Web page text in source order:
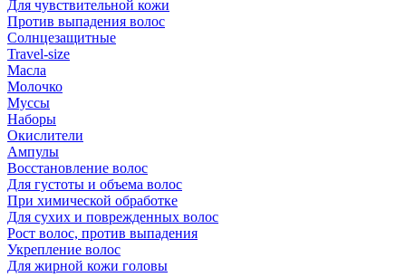
Для чувствительной кожи
Против выпадения волос
Солнцезащитные
Travel-size
Масла
Молочко
Муссы
Наборы
Окислители
Ампулы
Восстановление волос
Для густоты и объема волос
При химической обработке
Для сухих и поврежденных волос
Рост волос, против выпадения
Укрепление волос
Для жирной кожи головы